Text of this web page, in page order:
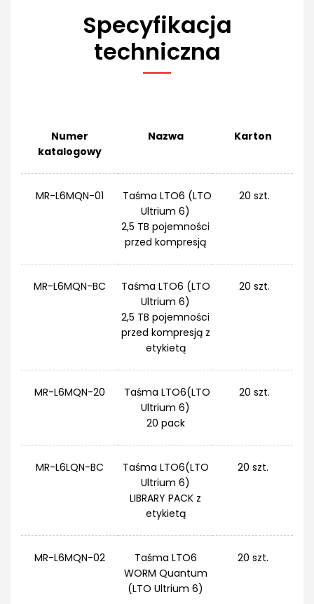
Specyfikacja
techniczna
Numer
katalogowy
Nazwa Karton
MR-L6MQN-01
Taśma LTO6 (LTO
Ultrium 6)
2,5 TB pojemności
przed kompresją
20 szt.
MR-L6MQN-BC
Taśma LTO6 (LTO
Ultrium 6)
2,5 TB pojemności
przed kompresją z
etykietą
20 szt.
MR-L6MQN-20
Taśma LTO6(LTO
Ultrium 6)
20 pack
20 szt.
MR-L6LQN-BC
Taśma LTO6(LTO
Ultrium 6)
LIBRARY PACK z
etykietą
20 szt.
MR-L6MQN-02
Taśma LTO6
WORM Quantum
(LTO Ultrium 6)
20 szt.